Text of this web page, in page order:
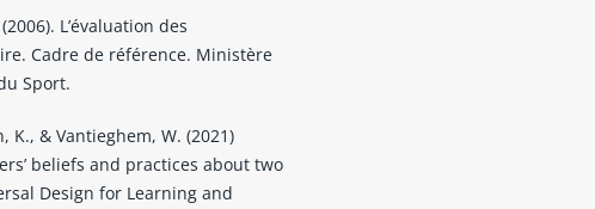
L’évaluation des
Cadre de référence. Ministère
Sport.
K., & Vantieghem, W. (2021)
beliefs and practices about two
Design for Learning and